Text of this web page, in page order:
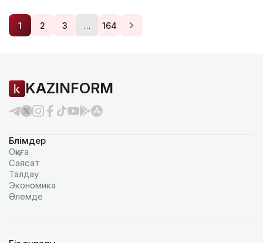
1 2 3 … 164
KAZINFORM
Бөлімдер
Оқиға
Саясат
Талдау
Экономика
Әлемде